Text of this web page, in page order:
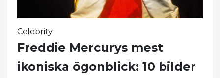
Celebrity
Freddie Mercurys mest
ikoniska ögonblick: 10 bilder